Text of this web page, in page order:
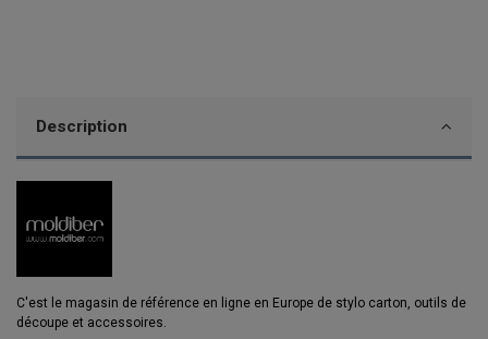
Description
C'est le magasin de référence en ligne en Europe de stylo carton, outils de
découpe et accessoires.